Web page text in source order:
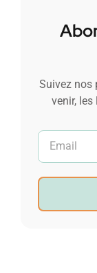
Suivez nos
venir,